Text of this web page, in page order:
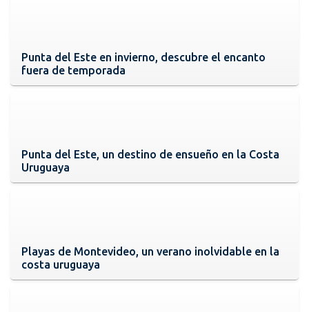
Punta del Este en invierno, descubre el encanto
fuera de temporada
Punta del Este, un destino de ensueño en la Costa
Uruguaya
Playas de Montevideo, un verano inolvidable en la
costa uruguaya